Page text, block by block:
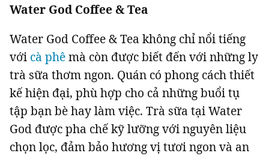
Water God Coffee & Tea
Water God Coffee & Tea không chỉ nổi tiếng
với cà phêmà còn được biết đến với những ly
trà sữa thơm ngon. Quán có phong cách thiết
kế hiện đại, phù hợp cho cả những buổi tụ
tập bạn bè hay làm việc. Trà sữa tại Water
God được pha chế kỹ lưỡng với nguyên liệu
chọn lọc, đảm bảo hương vị tươi ngon và an